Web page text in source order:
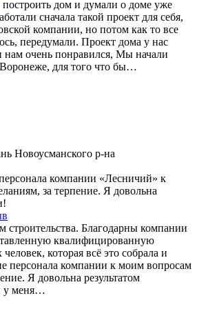
дом и думали о доме уже
сначала такой проект для себя,
компании, но потом как то все
передумали. Проект дома у нас
нам очень понравился, Мы начали
для того что бы…
Новоусманского р-на
компании «Лесничий» к
за терпение. Я довольна
строительства. Благодарны компании
квалифицированную
которая всё это собрала и
персонала компании к моим вопросам
Я довольна результатом
у меня…